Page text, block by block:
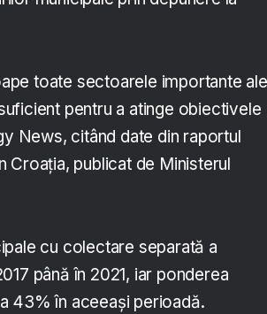
toate sectoarele importante ale
pentru a atinge obiectivele
News, citând date din raportul
Croația, publicat de Ministerul
cu colectare separată a
până în 2021, iar ponderea
43% în aceeași perioadă.